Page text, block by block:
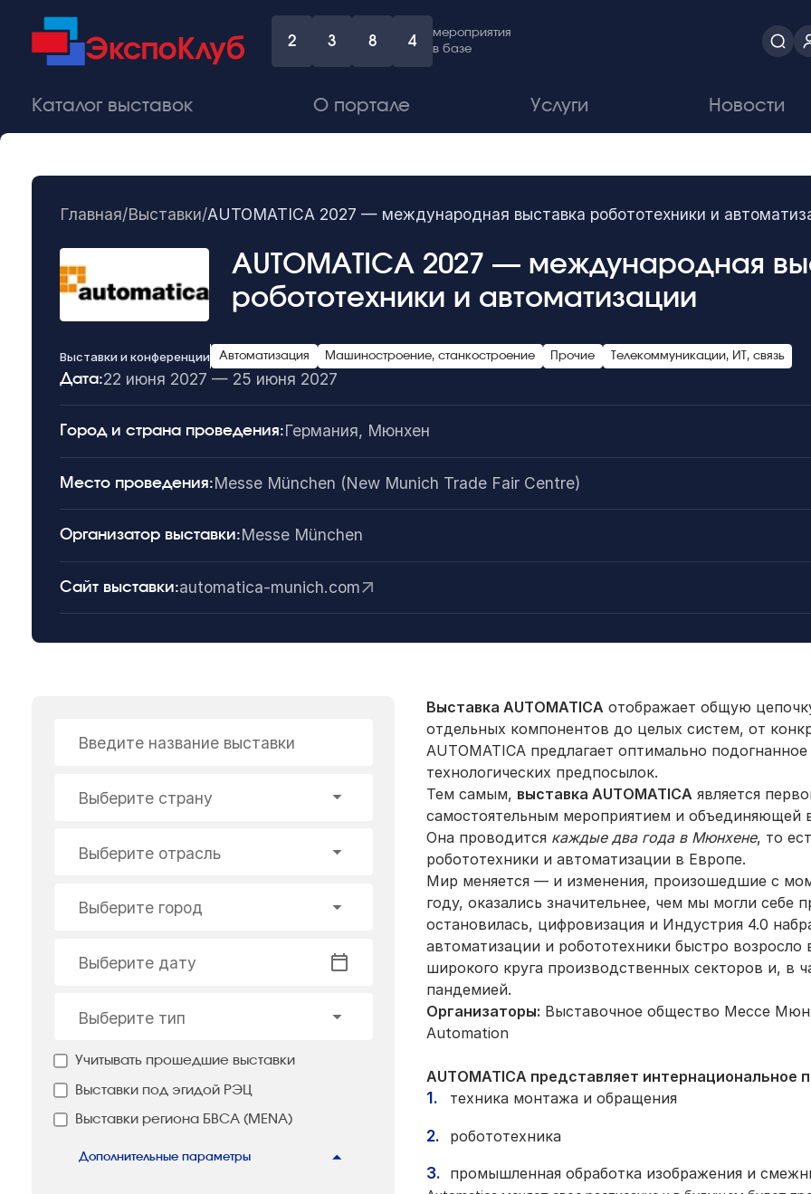
2 3 8 4
мероприятия
в базе
Каталог выставок О портале Услуги Новости
Главная/Выставки/AUTOMATICA 2027 — международная выставка робототехники и
AUTOMATICA 2027 — международная
робототехники и автоматизации
Выставки и конференции Автоматизация Машиностроение, станкостроение Прочие Телекоммуникации, ИТ, связь
Дата:22 июня 2027 — 25 июня 2027
Город и страна проведения:Германия, Мюнхен
Место проведения:Messe München (New Munich Trade Fair Centre)
Организатор выставки:Messe München
Сайт выставки:automatica-munich.com
Введите название выставки
Выберите страну
Выберите отрасль
Выберите город
Выберите дату
Выберите тип
Учитывать прошедшие выставки
Выставки под эгидой РЭЦ
Выставки региона БВСА (MENA)
Дополнительные параметры
Выставка AUTOMATICA отображает общую
отдельных компонентов до целых систем, от
AUTOMATICA предлагает оптимально
технологических предпосылок.
Тем самым, выставка AUTOMATICA является
самостоятельным мероприятием и объединяющей
Она проводится каждые два года в Мюнхене, то
робототехники и автоматизации в Европе.
Мир меняется — и изменения, произошедшие с
году, оказались значительнее, чем мы могли себе
остановилась, цифровизация и Индустрия 4.0
автоматизации и робототехники быстро
широкого круга производственных секторов и, в
пандемией.
Организаторы: Выставочное общество Мессе
Automation
AUTOMATICA представляет интернациональное
техника монтажа и обращения
робототехника
промышленная обработка изображения и